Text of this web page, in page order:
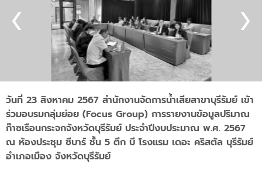
วันที่ 23 สิงหาคม 2567 สำนักงานจัดการน้ำเสียสาขาบุรีรัมย์ เข้า
ร่วมอบรมกลุ่มย่อย (Focus Group) การรายงานข้อมูลปริมาณ
ก๊าซเรือนกระจกจังหวัดบุรีรัมย์ ประจำปีงบประมาณ พ.ศ. 2567
ณ ห้องประชุม ซีบาร์ ชั้น 5 ตึก บี โรงแรม เดอะ คริสตัล บุรีรัมย์
อำเภอเมือง จังหวัดบุรีรัมย์